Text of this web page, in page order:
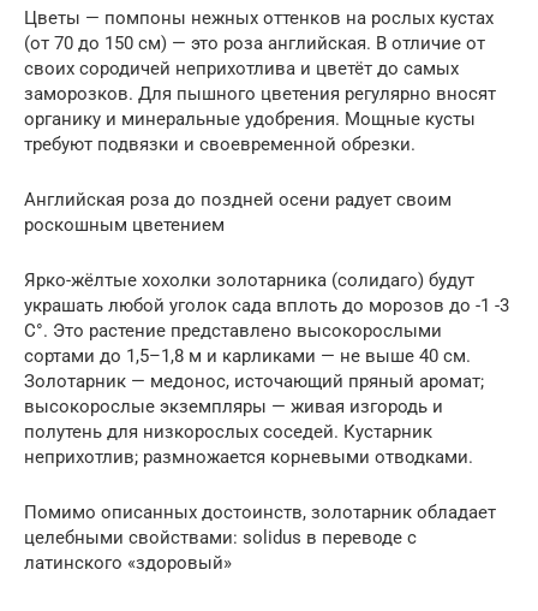
Цветы — помпоны нежных оттенков на рослых кустах
(от 70 до 150 см) — это роза английская. В отличие от
своих сородичей неприхотлива и цветёт до самых
заморозков. Для пышного цветения регулярно вносят
органику и минеральные удобрения. Мощные кусты
требуют подвязки и своевременной обрезки.
Английская роза до поздней осени радует своим
роскошным цветением
Ярко-жёлтые хохолки золотарника (солидаго) будут
украшать любой уголок сада вплоть до морозов до -1 -3
С°. Это растение представлено высокорослыми
сортами до 1,5–1,8 м и карликами — не выше 40 см.
Золотарник — медонос, источающий пряный аромат;
высокорослые экземпляры — живая изгородь и
полутень для низкорослых соседей. Кустарник
неприхотлив; размножается корневыми отводками.
Помимо описанных достоинств, золотарник обладает
целебными свойствами: solidus в переводе с
латинского «здоровый»